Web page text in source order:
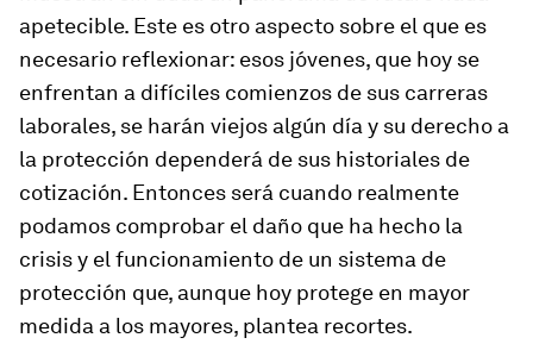
apetecible. Este es otro aspecto sobre el que es
necesario reflexionar: esos jóvenes, que hoy se
enfrentan a difíciles comienzos de sus carreras
laborales, se harán viejos algún día y su derecho a
la protección dependerá de sus historiales de
cotización. Entonces será cuando realmente
podamos comprobar el daño que ha hecho la
crisis y el funcionamiento de un sistema de
protección que, aunque hoy protege en mayor
medida a los mayores, plantea recortes.